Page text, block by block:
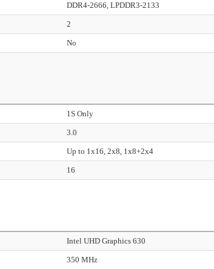
DDR4-2666, LPDDR3-2133
2
No
1S Only
3.0
Up to 1x16, 2x8, 1x8+2x4
16
Intel UHD Graphics 630
350 MHz